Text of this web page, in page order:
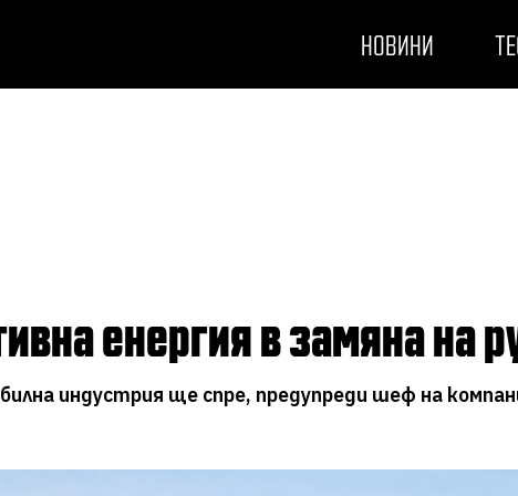
НОВИНИ
енергия в замяна на
индустрия ще спре, предупреди шеф на